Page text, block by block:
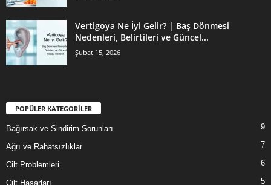
Vertigoya Ne İyi Gelir? | Baş Dönmesi
Nedenleri, Belirtileri ve Güncel...
Şubat 15, 2026
POPÜLER KATEGORİLER
Bağırsak ve Sindirim Sorunları 9
Ağrı ve Rahatsızlıklar 7
Cilt Problemleri 6
Cilt Hasarları 5